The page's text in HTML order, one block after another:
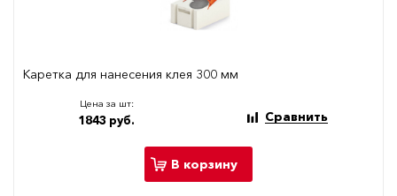
Каретка для нанесения клея 300 мм
Цена за шт:
1843 руб. Сравнить
В корзину